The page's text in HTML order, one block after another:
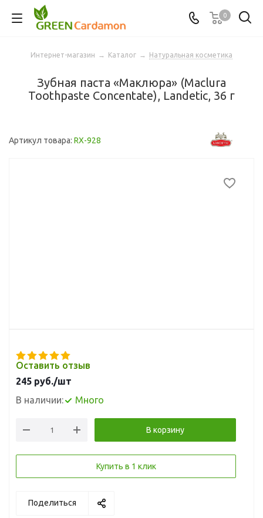
0
Интернет-магазин → Каталог → Натуральная косметика
Зубная паста «Маклюра» (Maclura
Toothpaste Concentate), Landetic, 36 г
Артикул товара: RX-928
Оставить отзыв
245 руб./шт
В наличии:
Много
В корзину
Купить в 1 клик
Поделиться